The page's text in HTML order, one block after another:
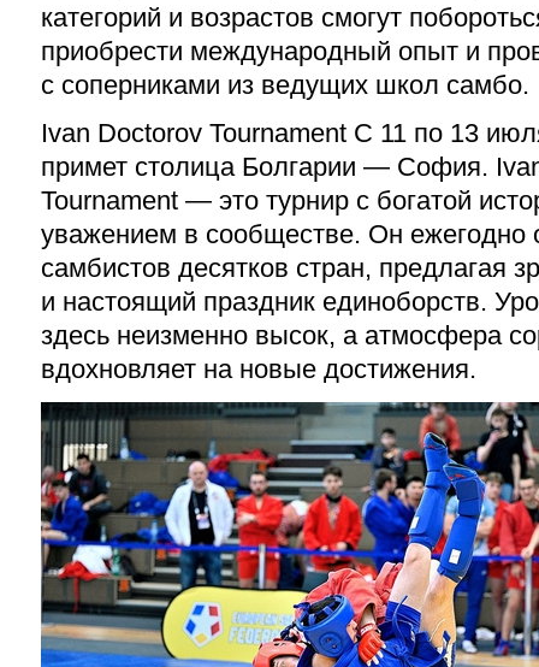
категорий и возрастов смогут
приобрести международный опыт и
с соперниками из ведущих школ самбо.
Ivan Doctorov Tournament С 11 по 13
примет столица Болгарии — София.
Tournament — это турнир с богатой
уважением в сообществе. Он ежегодно
самбистов десятков стран, предлагая
и настоящий праздник единоборств.
здесь неизменно высок, а атмосфера
вдохновляет на новые достижения.